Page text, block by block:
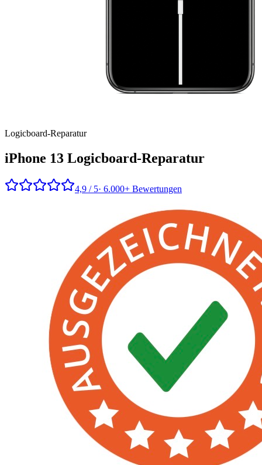
Logicboard-Reparatur
iPhone 13 Logicboard-Reparatur
4,9 / 5· 6.000+ Bewertungen